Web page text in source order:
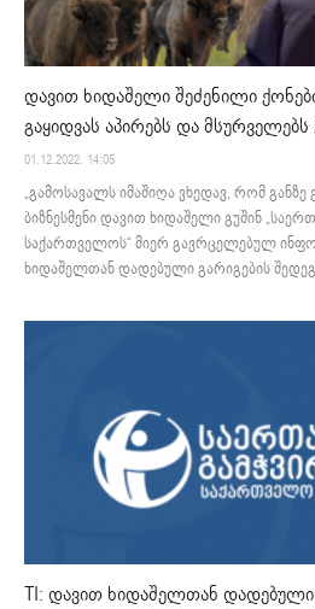
დავით ხიდაშელი შეძენილი
გაყიდვას აპირებს და მსურველებს
01.12.2022. 14:05
„გამოსავალს იმაშიღა ვხედავ, რომ განზე
ბიზნესმენი დავით ხიდაშელი გუშინ
საქართველოს“ მიერ გავრცელებულ
ხიდაშელთან დადებული გარიგების
TI: დავით ხიდაშელთან დადებული